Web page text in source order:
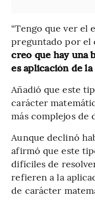
“Tengo que ver el
preguntado por el
creo que hay una
es aplicación de
Añadió que este
carácter
más complejos de
Aunque declinó
afirmó que este
difíciles de
refieren a la
de carácter